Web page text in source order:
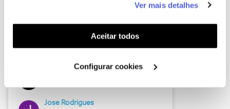
funcionalidades (cookies de personalização e
funcionalidade) e adaptar anúncios aos seus interesses
(cookies de publicidade personalizada). Pode gerir a
utilização dos cookies clicando em "Configurar
Ver mais detalhes
Aceitar todos
Configurar cookies
Hall of Fame de junho
Jose Rodrigues